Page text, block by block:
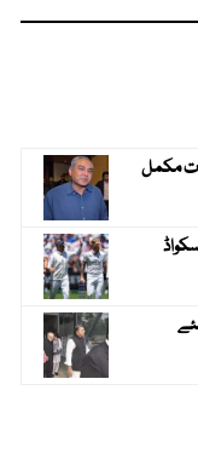
مکمل
کا 16 رکنی اسکواڈ